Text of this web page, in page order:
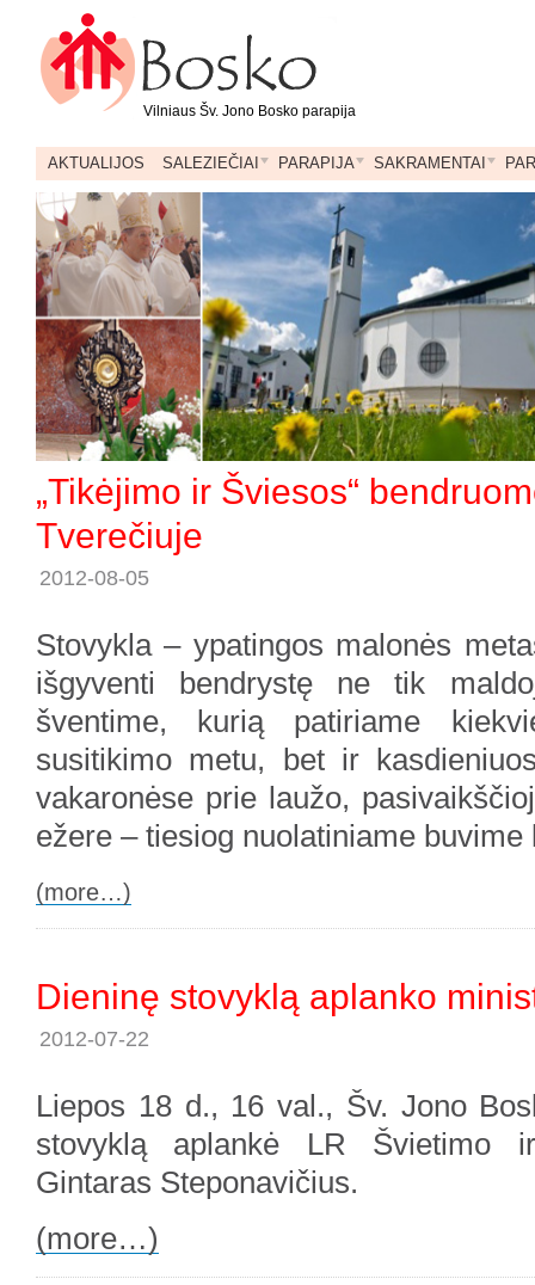
Vilniaus Šv. Jono Bosko parapija
AKTUALIJOS SALEZIEČIAI PARAPIJA SAKRAMENTAI
„Tikėjimo ir Šviesos“
Tverečiuje
2012-08-05
Stovykla – ypatingos malonės
išgyventi bendrystę ne tik
šventime, kurią patiriame
susitikimo metu, bet ir
vakaronėse prie laužo,
ežere – tiesiog nuolatiniame buvime
(more…)
Dieninę stovyklą aplanko
2012-07-22
Liepos 18 d., 16 val., Šv. Jono
stovyklą aplankė LR Švietimo
Gintaras Steponavičius.
(more…)